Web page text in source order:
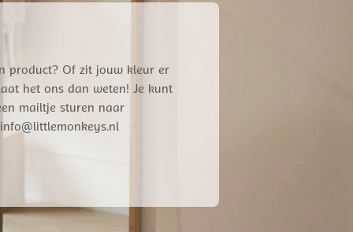
product? Of zit jouw kleur er
het ons dan weten! Je kunt
mailtje sturen naar
info@littlemonkeys.nl